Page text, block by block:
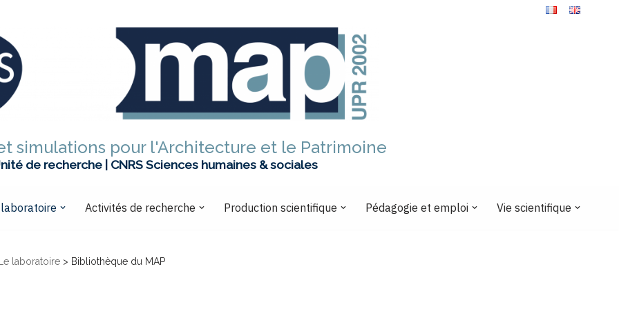
simulations pour l'Architecture et le Patrimoine
de recherche | CNRS Sciences humaines & sociales
laboratoire Activités de recherche Production scientifique Pédagogie et emploi Vie scientifique
Le laboratoire > Bibliothèque du MAP